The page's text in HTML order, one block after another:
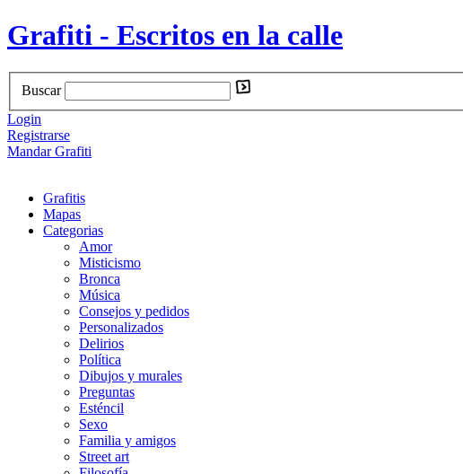
Grafiti - Escritos en la calle
Buscar
Login
Registrarse
Mandar Grafiti
Grafitis
Mapas
Categorias
Amor
Misticismo
Bronca
Música
Consejos y pedidos
Personalizados
Delirios
Política
Dibujos y murales
Preguntas
Esténcil
Sexo
Familia y amigos
Street art